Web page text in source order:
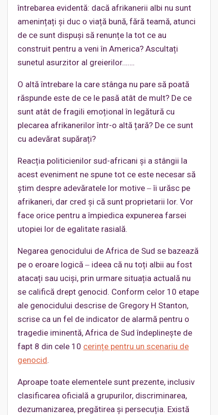
întrebarea evidentă: dacă afrikanerii albi nu sunt
amenințați și duc o viață bună, fără teamă, atunci
de ce sunt dispuși să renunțe la tot ce au
construit pentru a veni în America? Ascultați
sunetul asurzitor al greierilor…….
O altă întrebare la care stânga nu pare să poată
răspunde este de ce le pasă atât de mult? De ce
sunt atât de fragili emoțional în legătură cu
plecarea afrikanerilor într-o altă țară? De ce sunt
cu adevărat supărați?
Reacția politicienilor sud-africani și a stângii la
acest eveniment ne spune tot ce este necesar să
știm despre adevăratele lor motive ‒ îi urăsc pe
afrikaneri, dar cred și că sunt proprietarii lor. Vor
face orice pentru a împiedica expunerea farsei
utopiei lor de egalitate rasială.
Negarea genocidului de Africa de Sud se bazează
pe o eroare logică ‒ ideea că nu toți albii au fost
atacați sau uciși, prin urmare situația actuală nu
se califică drept genocid. Conform celor 10 etape
ale genocidului descrise de Gregory H Stanton,
scrise ca un fel de indicator de alarmă pentru o
tragedie iminentă, Africa de Sud îndeplinește de
fapt 8 din cele 10 cerințe pentru un scenariu de
genocid.
Aproape toate elementele sunt prezente, inclusiv
clasificarea oficială a grupurilor, discriminarea,
dezumanizarea, pregătirea și persecuția. Există